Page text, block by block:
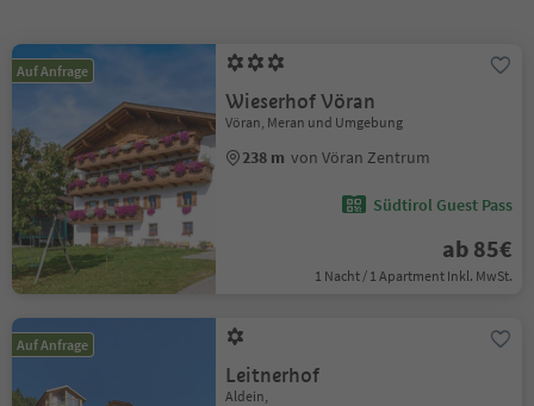
Auf Anfrage
Wieserhof Vöran
Vöran, Meran und Umgebung
238 m von Vöran Zentrum
Südtirol Guest Pass
ab 85€
1 Nacht / 1 Apartment Inkl. MwSt.
Auf Anfrage
Leitnerhof
Aldein,